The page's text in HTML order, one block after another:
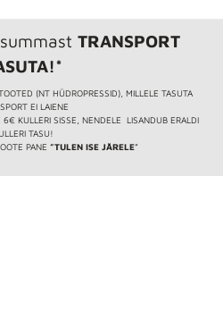
TRANSPORT
(NT HÜDROPRESSID), MILLELE TASUTA
EI LAIENE
KULLERI SISSE, NENDELE LISANDUB ERALDI
TASU!
PANE ”TULEN ISE JÄRELE”